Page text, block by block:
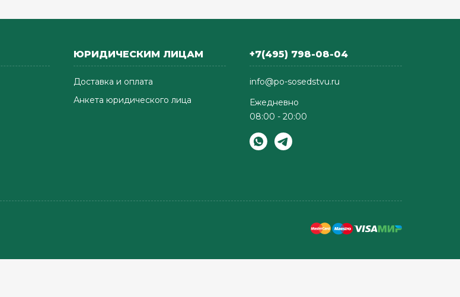
ЮРИДИЧЕСКИМ ЛИЦАМ
Доставка и оплата
Анкета юридического лица
+7(495) 798-08-04
info@po-sosedstvu.ru
Ежедневно
08:00 - 20:00